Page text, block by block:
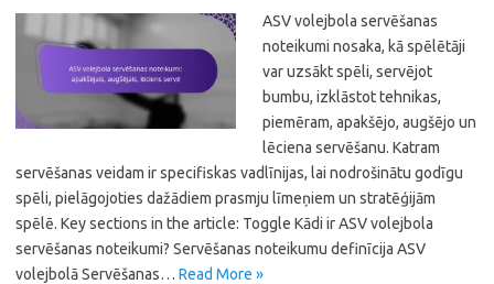
ASV volejbola servēšanas
noteikumi nosaka, kā spēlētāji
var uzsākt spēli, servējot
bumbu, izklāstot tehnikas,
piemēram, apakšējo, augšējo un
lēciena servēšanu. Katram
servēšanas veidam ir specifiskas vadlīnijas, lai nodrošinātu godīgu
spēli, pielāgojoties dažādiem prasmju līmeņiem un stratēģijām
spēlē. Key sections in the article: Toggle Kādi ir ASV volejbola
servēšanas noteikumi? Servēšanas noteikumu definīcija ASV
volejbolā Servēšanas… Read More »